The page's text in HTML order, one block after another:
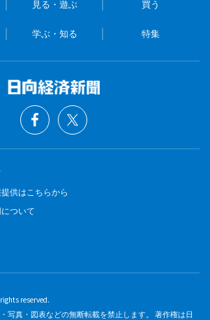
見る・遊ぶ 買う
学ぶ・知る 特集
供はこちらから
ついて
reserved.
写真・図表などの無断転載を禁止します。 著作権は日